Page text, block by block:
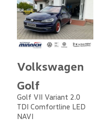
Volkswagen
Golf
Golf VII Variant 2.0
TDI Comfortline LED
NAVI